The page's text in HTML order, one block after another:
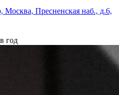
Пресненская наб., д.6,
в год